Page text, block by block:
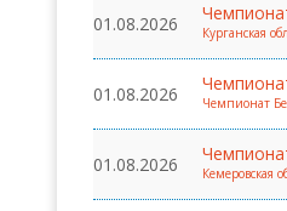
01.08.2026 Курганская
01.08.2026 Чемпионат
01.08.2026 Кемеровская